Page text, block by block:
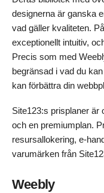
designerna är ganska
vad gäller kvaliteten.
exceptionellt intuitiv,
Precis som med
begränsad i vad du
kan förbättra din
Site123:s prisplaner
och en premiumplan.
resursallokering, e-
varumärken från
Weebly